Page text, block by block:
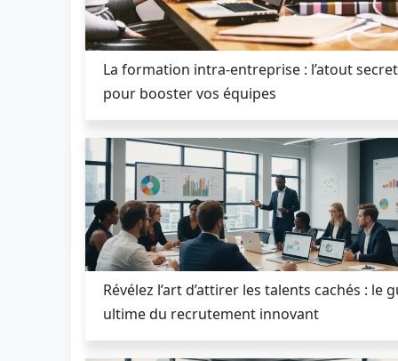
La formation intra-entreprise : l’atout secret
pour booster vos équipes
Révélez l’art d’attirer les talents cachés : le
ultime du recrutement innovant